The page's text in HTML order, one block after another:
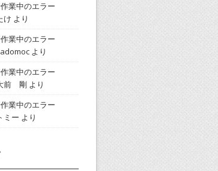
業中のエラー
け より
業中のエラー
より
業中のエラー
前 剛 より
業中のエラー
ミー より